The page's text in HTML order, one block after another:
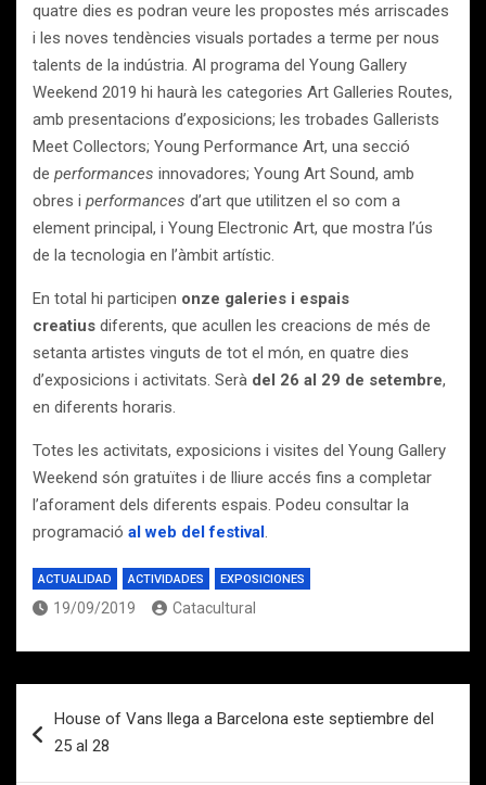
quatre dies es podran veure les propostes més arriscades
i les noves tendències visuals portades a terme per nous
talents de la indústria. Al programa del Young Gallery
Weekend 2019 hi haurà les categories Art Galleries Routes,
amb presentacions d’exposicions; les trobades Gallerists
Meet Collectors; Young Performance Art, una secció
de performances innovadores; Young Art Sound, amb
obres i performances d’art que utilitzen el so com a
element principal, i Young Electronic Art, que mostra l’ús
de la tecnologia en l’àmbit artístic.
En total hi participen onze galeries i espais
creatius diferents, que acullen les creacions de més de
setanta artistes vinguts de tot el món, en quatre dies
d’exposicions i activitats. Serà del 26 al 29 de setembre,
en diferents horaris.
Totes les activitats, exposicions i visites del Young Gallery
Weekend són gratuïtes i de lliure accés fins a completar
l’aforament dels diferents espais. Podeu consultar la
programació al web del festival.
ACTUALIDAD ACTIVIDADES EXPOSICIONES
19/09/2019 Catacultural
de
House of Vans llega a Barcelona este septiembre del
25 al 28